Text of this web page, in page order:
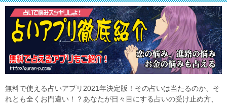
無料で使える占いアプリ2021年決定版！その占いは当たるのか、そ
れとも全くお門違い！？あなたが日々目にする占いの受け止め方、